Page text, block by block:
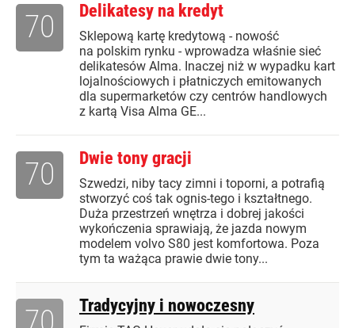
Delikatesy na kredyt
Sklepową kartę kredytową - nowość
na polskim rynku - wprowadza właśnie sieć
delikatesów Alma. Inaczej niż w wypadku kart
lojalnościowych i płatniczych emitowanych
dla supermarketów czy centrów handlowych
z kartą Visa Alma GE...
70
Dwie tony gracji
Szwedzi, niby tacy zimni i toporni, a potrafią
stworzyć coś tak ognis-tego i kształtnego.
Duża przestrzeń wnętrza i dobrej jakości
wykończenia sprawiają, że jazda nowym
modelem volvo S80 jest komfortowa. Poza
tym ta ważąca prawie dwie tony...
70
Tradycyjny i nowoczesny